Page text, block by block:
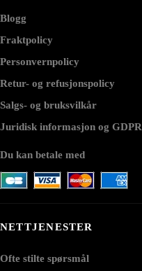
Blogg
Fraktpolicy
Personvernpolicy
Retur- og refusjonspolicy
Salgs- og bruksvilkår
Juridisk informasjon og GDPR
Du kan betale med
NETTJENESTER
Ofte stilte spørsmål